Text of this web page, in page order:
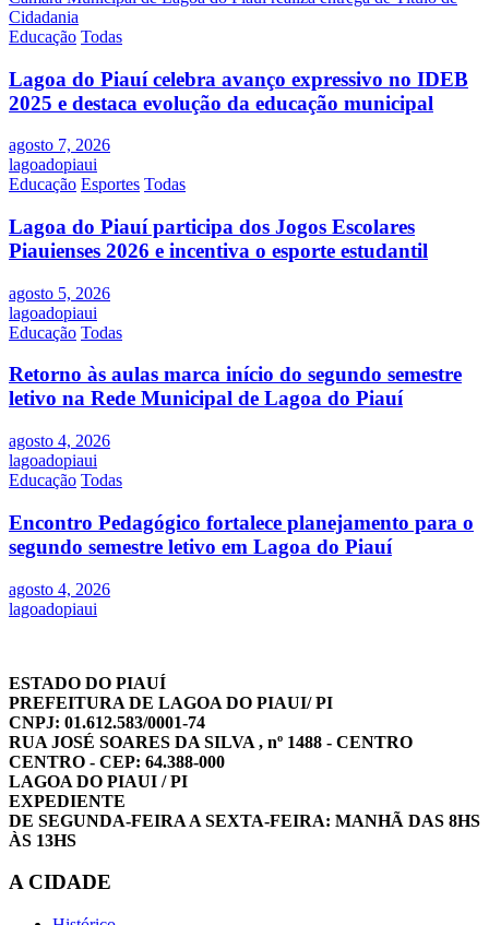
Post
Cidadania
Educação Todas
Lagoa do Piauí celebra avanço expressivo no IDEB
2025 e destaca evolução da educação municipal
agosto 7, 2026
lagoadopiaui
Educação Esportes Todas
Lagoa do Piauí participa dos Jogos Escolares
Piauienses 2026 e incentiva o esporte estudantil
agosto 5, 2026
lagoadopiaui
Educação Todas
Retorno às aulas marca início do segundo semestre
letivo na Rede Municipal de Lagoa do Piauí
agosto 4, 2026
lagoadopiaui
Educação Todas
Encontro Pedagógico fortalece planejamento para o
segundo semestre letivo em Lagoa do Piauí
agosto 4, 2026
lagoadopiaui
ESTADO DO PIAUÍ
PREFEITURA DE LAGOA DO PIAUI/ PI
CNPJ: 01.612.583/0001-74
RUA JOSÉ SOARES DA SILVA , nº 1488 - CENTRO
CENTRO - CEP: 64.388-000
LAGOA DO PIAUI / PI
EXPEDIENTE
DE SEGUNDA-FEIRA A SEXTA-FEIRA: MANHÃ DAS 8HS
ÀS 13HS
A CIDADE